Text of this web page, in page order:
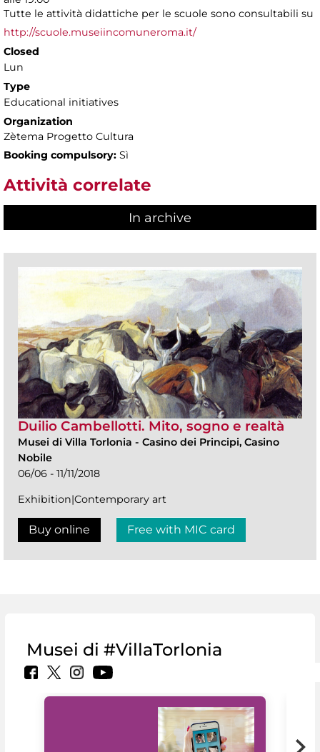
Tutte le attività didattiche per le scuole sono consultabili su
http://scuole.museiincomuneroma.it/
Closed
Lun
Type
Educational initiatives
Organization
Zètema Progetto Cultura
Booking compulsory: Sì
Attività correlate
In archive
Duilio Cambellotti. Mito, sogno e realtà
Musei di Villa Torlonia - Casino dei Principi, Casino
Nobile
06/06 - 11/11/2018
Exhibition|Contemporary art
Buy online Free with MIC card
Musei di #VillaTorlonia